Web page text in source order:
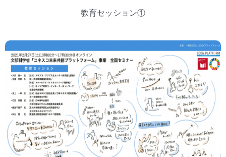
教育セッション①